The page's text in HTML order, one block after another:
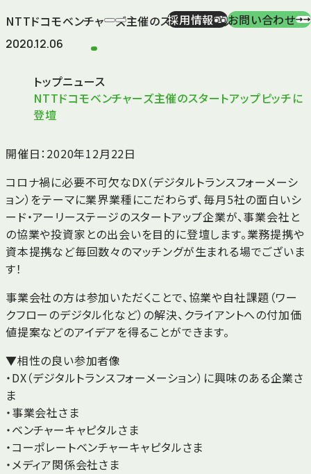
採用情報 お問い合わせ
NTTドコモベンチャーズ主催のスタートアップピッチに登壇
2020.12.06
トップニュース
NTTドコモベンチャーズ主催のスタートアップピッチに
登壇
開催日：2020年12月22日
コロナ禍に必要不可欠なDX（デジタルトランスフォーメーシ
ョン）をテーマに業界業種にこだわらず、毎月5社の面白いシ
ード・アーリーステージのスタートアップ企業が、事業会社と
の協業や投資家との出会いを目的に登壇します。業務提携や
資本提携など毎回数々のマッチングが生まれる場でございま
す！
事業会社の方は参加いただくことで、協業や自社課題（ワー
クフローのデジタル化など）の解決、クライアントへの付加価
値提案などのアイデアを得ることができます。
▼相性の良い参加者像
・DX（デジタルトランスフォーメーション）に興味のある企業さ
ま
・事業会社さま
・ベンチャーキャピタルさま
・コーポレートベンチャーキャピタルさま
・メディア関係会社さま